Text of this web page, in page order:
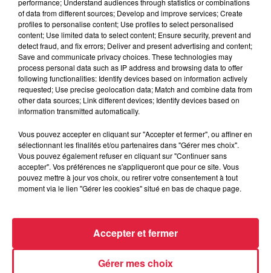
Lieu
Eglise Sainte-Croix -KAYSERSBERG
(68)
Organisateur
Erdinger Nathalie
0631385512
erdinger.nathalie@vialis.net
Tarif Gratuit
TRUMPET sont les invités d'honneur du grand trompettiste
Jean-Claude BORELLY pour un concert exceptionnel. Prix
de la place 25 € (tarif unique) Les billets sont en vente à
l'Office de Tourisme de Kaysersberg à l'Hyper U Route de
performance; Understand audiences through statistics or combinations
of data from different sources; Develop and improve services; Create
profiles to personalise content; Use profiles to select personalised
content; Use limited data to select content; Ensure security, prevent and
detect fraud, and fix errors; Deliver and present advertising and content;
Save and communicate privacy choices. These technologies may
process personal data such as IP address and browsing data to offer
following functionalities: Identify devices based on information actively
requested; Use precise geolocation data; Match and combine data from
other data sources; Link different devices; Identify devices based on
information transmitted automatically.
Vous pouvez accepter en cliquant sur "Accepter et fermer", ou affiner en
sélectionnant les finalités et/ou partenaires dans "Gérer mes choix".
Vous pouvez également refuser en cliquant sur "Continuer sans
accepter". Vos préférences ne s'appliqueront que pour ce site. Vous
pouvez mettre à jour vos choix, ou retirer votre consentement à tout
moment via le lien "Gérer les cookies" situé en bas de chaque page.
Gérer mes choix
Accepter et fermer